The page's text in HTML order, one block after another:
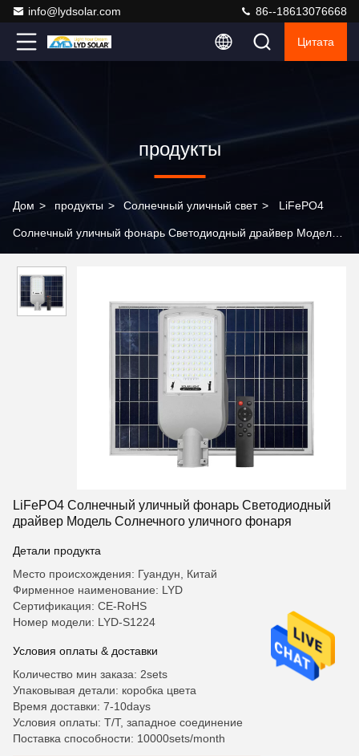
info@lydsolar.com 86--18613076668
Цитата
продукты
Дом > продукты > Солнечный уличный свет > LiFePO4
Солнечный уличный фонарь Светодиодный драйвер Модель
LiFePO4 Солнечный уличный фонарь Светодиодный
драйвер Модель Солнечного уличного фонаря
Детали продукта
Место происхождения: Гуандун, Китай
Фирменное наименование: LYD
Сертификация: CE-RoHS
Номер модели: LYD-S1224
Условия оплаты & доставки
Количество мин заказа: 2sets
Упаковывая детали: коробка цвета
Время доставки: 7-10days
Условия оплаты: T/T, западное соединение
Поставка способности: 10000sets/month